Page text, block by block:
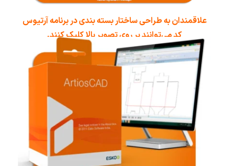
علاقمندان به طراحی ساختار بسته بندی در برنامه آرتیوس
کد می‌توانند بر روی تصویر بالا کلیک کنند.